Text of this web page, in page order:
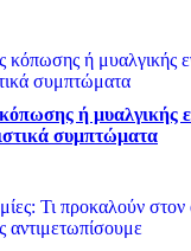
ή μυαλγικής
συμπτώματα